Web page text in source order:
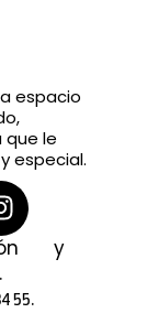
espacio
que le
especial.
y
55.